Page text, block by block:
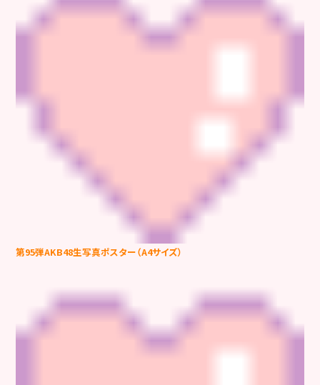
第95弾AKB48生写真ポスター（A4サイズ）